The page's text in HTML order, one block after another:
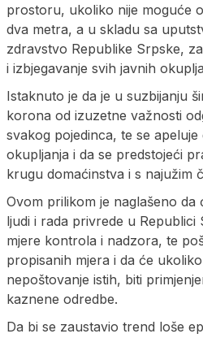
prostoru, ukoliko nije moguće
dva metra, a u skladu sa
zdravstvo Republike Srpske,
i izbjegavanje svih javnih
Istaknuto je da je u suzbijanju
korona od izuzetne važnosti
svakog pojedinca, te se apeluje
okupljanja i da se predstojeći
krugu domaćinstva i s najužim
Ovom prilikom je naglašeno da
ljudi i rada privrede u Republici
mjere kontrola i nadzora, te
propisanih mjera i da će
nepoštovanje istih, biti
kaznene odredbe.
Da bi se zaustavio trend loše